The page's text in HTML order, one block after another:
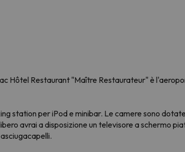
Hôtel Restaurant "Maître Restaurateur" è
station per iPod e minibar. Le camere sono
avrai a disposizione un televisore a schermo